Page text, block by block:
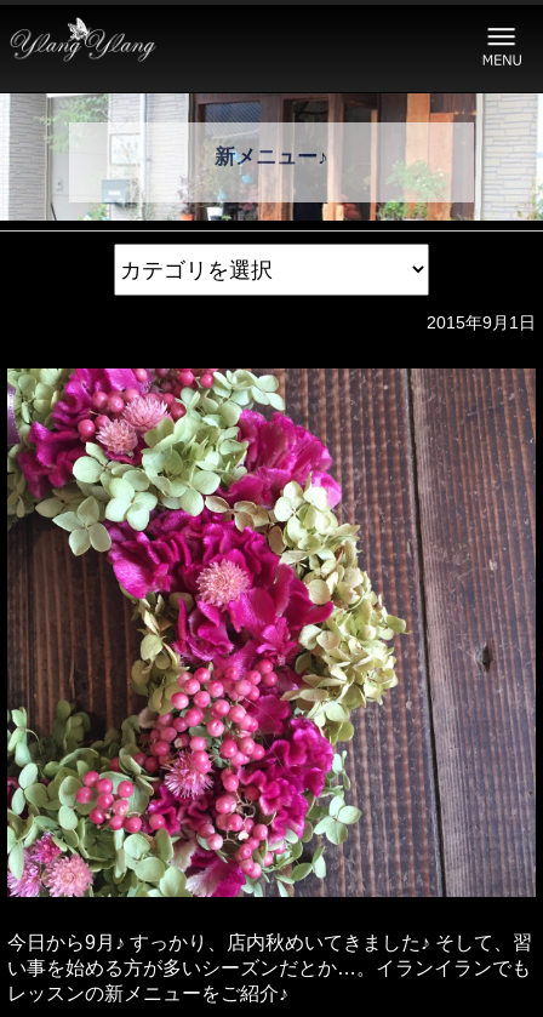
新メニュー♪
2015年9月1日
今日から9月♪ すっかり、店内秋めいてきました♪ そして、習
い事を始める方が多いシーズンだとか…。イランイランでも
レッスンの新メニューをご紹介♪